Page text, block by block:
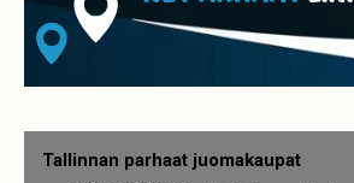
Tallinnan parhaat juomakaupat